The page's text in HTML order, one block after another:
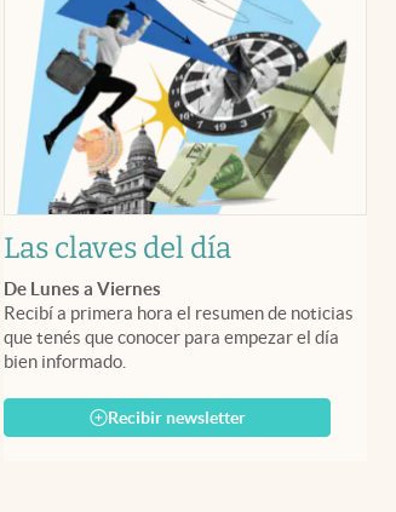
Las claves del día
De Lunes a Viernes
Recibí a primera hora el resumen de noticias
que tenés que conocer para empezar el día
bien informado.
Recibir newsletter